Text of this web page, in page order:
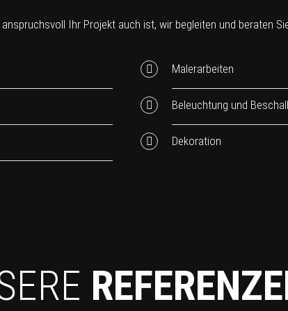
Ihr Projekt auch ist, wir begleiten und beraten
Malerarbeiten
Beleuchtung und
Dekoration